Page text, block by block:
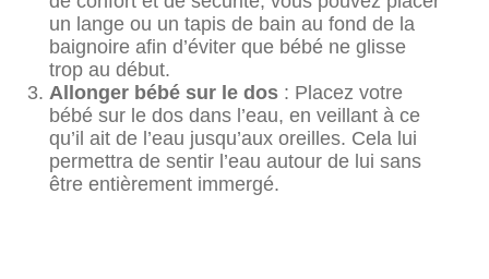
un lange ou un tapis de bain au fond de la
baignoire afin d’éviter que bébé ne glisse
trop au début.
Allonger bébé sur le dos : Placez votre
bébé sur le dos dans l’eau, en veillant à ce
qu’il ait de l’eau jusqu’aux oreilles. Cela lui
permettra de sentir l’eau autour de lui sans
être entièrement immergé.